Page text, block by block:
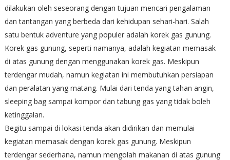
dilakukan oleh seseorang dengan tujuan mencari pengalaman
dan tantangan yang berbeda dari kehidupan sehari-hari. Salah
satu bentuk adventure yang populer adalah korek gas gunung.
Korek gas gunung, seperti namanya, adalah kegiatan memasak
di atas gunung dengan menggunakan korek gas. Meskipun
terdengar mudah, namun kegiatan ini membutuhkan persiapan
dan peralatan yang matang. Mulai dari tenda yang tahan angin,
sleeping bag sampai kompor dan tabung gas yang tidak boleh
ketinggalan.
Begitu sampai di lokasi tenda akan didirikan dan memulai
kegiatan memasak dengan korek gas gunung. Meskipun
terdengar sederhana, namun mengolah makanan di atas gunung